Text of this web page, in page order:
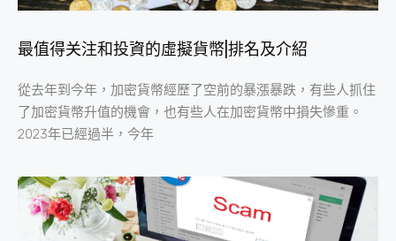
最值得关注和投資的虛擬貨幣|排名及介紹
從去年到今年，加密貨幣經歷了空前的暴漲暴跌，有些人抓住
了加密貨幣升值的機會，也有些人在加密貨幣中損失慘重。
2023年已經過半，今年